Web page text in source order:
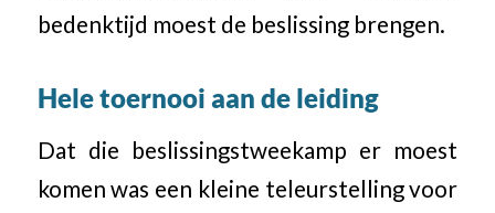
bedenktijd moest de beslissing brengen.
Hele toernooi aan de leiding
Dat die beslissingstweekamp er moest
komen was een kleine teleurstelling voor